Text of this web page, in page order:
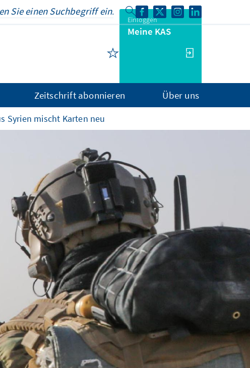
Einloggen
Meine KAS
Zeitschrift abonnieren Über uns
Syrien mischt Karten neu